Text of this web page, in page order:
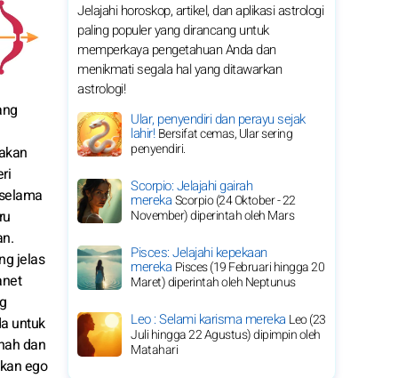
jelas
untuk
dan
ego
Jelajahi horoskop, artikel, dan aplikasi astrologi
paling populer yang dirancang untuk
memperkaya pengetahuan Anda dan
menikmati segala hal yang ditawarkan
astrologi!
Ular, penyendiri dan perayu sejak
lahir!Bersifat cemas, Ular sering
penyendiri.
Scorpio: Jelajahi gairah
merekaScorpio (24 Oktober - 22
November) diperintah oleh Mars
Pisces: Jelajahi kepekaan
mereka Pisces (19 Februari hingga 20
Maret) diperintah oleh Neptunus
Leo : Selami karisma mereka Leo (23
Juli hingga 22 Agustus) dipimpin oleh
Matahari